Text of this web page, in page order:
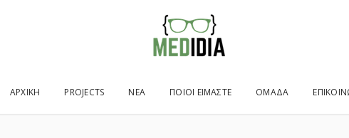
ΑΡΧΙΚΉ PROJECTS ΝΕΑ ΠΟΙΟΙ ΕΙΜΑΣΤΕ ΟΜΑΔΑ